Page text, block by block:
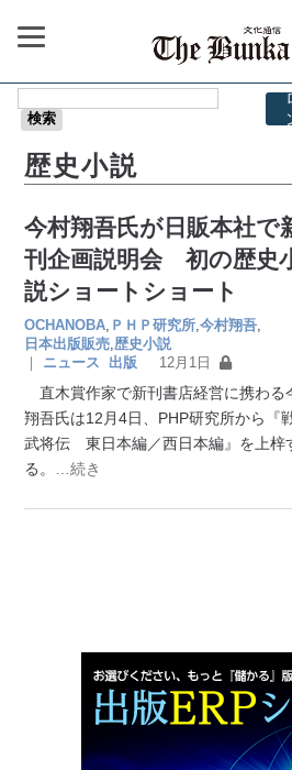
歴史小説
今村翔吾氏が日販本社で
刊企画説明会 初の歴史
説ショートショート
OCHANOBA ＰＨＰ研究所 ,今村翔吾
日本出版販売 歴史小説
｜
ニュース 出版 12月1日
直木賞作家で新刊書店経営に携わる
翔吾氏は12月4日、PHP研究所から『
武将伝 東日本編／西日本編』を上梓
る。
…続き